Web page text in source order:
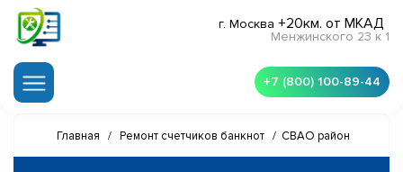
г. Москва +20км. от МКАД
Менжинского 23 к 1
+7 (800) 100-89-44
Главная / Ремонт счетчиков банкнот / СВАО район